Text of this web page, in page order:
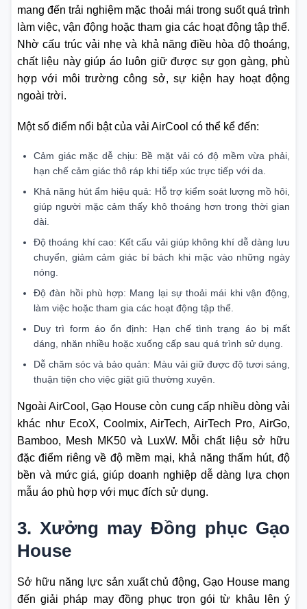
mang đến trải nghiệm mặc thoải mái trong suốt quá trình
làm việc, vận động hoặc tham gia các hoạt động tập thể.
Nhờ cấu trúc vải nhẹ và khả năng điều hòa độ thoáng,
chất liệu này giúp áo luôn giữ được sự gọn gàng, phù
hợp với môi trường công sở, sự kiện hay hoạt động
ngoài trời.
Một số điểm nổi bật của vải AirCool có thể kể đến:
Cảm giác mặc dễ chịu: Bề mặt vải có độ mềm vừa phải,
hạn chế cảm giác thô ráp khi tiếp xúc trực tiếp với da.
Khả năng hút ẩm hiệu quả: Hỗ trợ kiểm soát lượng mồ hôi,
giúp người mặc cảm thấy khô thoáng hơn trong thời gian
dài.
Độ thoáng khí cao: Kết cấu vải giúp không khí dễ dàng lưu
chuyển, giảm cảm giác bí bách khi mặc vào những ngày
nóng.
Độ đàn hồi phù hợp: Mang lại sự thoải mái khi vận động,
làm việc hoặc tham gia các hoạt động tập thể.
Duy trì form áo ổn định: Hạn chế tình trạng áo bị mất
dáng, nhăn nhiều hoặc xuống cấp sau quá trình sử dụng.
Dễ chăm sóc và bảo quản: Màu vải giữ được độ tươi sáng,
thuận tiện cho việc giặt giũ thường xuyên.
Ngoài AirCool, Gạo House còn cung cấp nhiều dòng vải
khác như EcoX, Coolmix, AirTech, AirTech Pro, AirGo,
Bamboo, Mesh MK50 và LuxW. Mỗi chất liệu sở hữu
đặc điểm riêng về độ mềm mại, khả năng thấm hút, độ
bền và mức giá, giúp doanh nghiệp dễ dàng lựa chọn
mẫu áo phù hợp với mục đích sử dụng.
3. Xưởng may Đồng phục Gạo
House
Sở hữu năng lực sản xuất chủ động, Gạo House mang
đến giải pháp may đồng phục trọn gói từ khâu lên ý